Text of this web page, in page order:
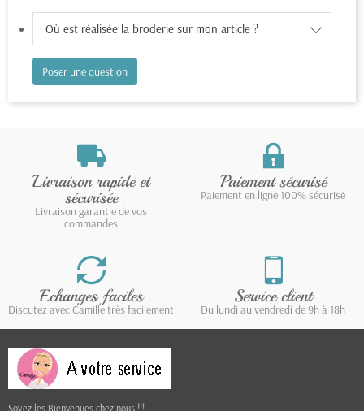
Où est réalisée la broderie sur mon article ?
Poser une question
Livraison rapide et
sécurisée
Livraison garantie de vos
commandes
Paiement sécurisé
Paiement en ligne 100% sécurisé
Echanges faciles
Discutez avec Camille très facilement
Service client
Du lundi au vendredi de 9h à 18h
Soyez les Bienvenues chez nous !!!